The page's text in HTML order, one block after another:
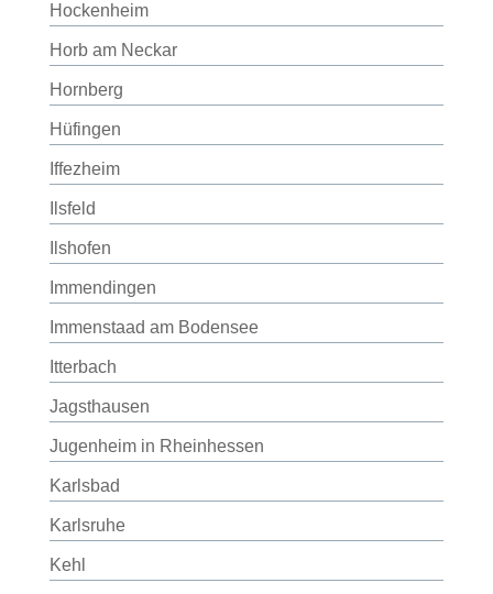
Hockenheim
Horb am Neckar
Hornberg
Hüfingen
Iffezheim
Ilsfeld
Ilshofen
Immendingen
Immenstaad am Bodensee
Itterbach
Jagsthausen
Jugenheim in Rheinhessen
Karlsbad
Karlsruhe
Kehl